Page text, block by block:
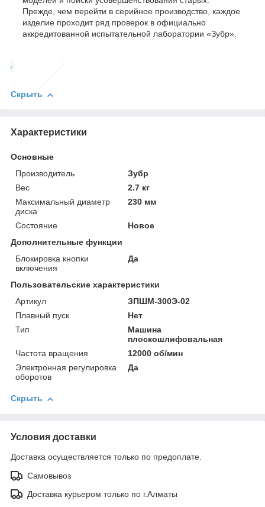
Прежде, чем перейти в серийное производство, каждое
изделие проходит ряд проверок в официально
аккредитованной испытательной лаборатории «Зубр».
Скрыть
Характеристики
Основные
Производитель
Зубр
Вес
2.7 кг
Максимальный диаметр
диска
230 мм
Состояние
Новое
Дополнительные функции
Блокировка кнопки
включения
Да
Пользовательские характеристики
Артикул
ЗПШМ-300Э-02
Плавный пуск
Нет
Тип
Машина
плоскошлифовальная
Частота вращения
12000 об/мин
Электронная регулировка
оборотов
Да
Скрыть
Условия доставки
Доставка осуществляется только по предоплате.
Самовывоз
Доставка курьером только по г.Алматы